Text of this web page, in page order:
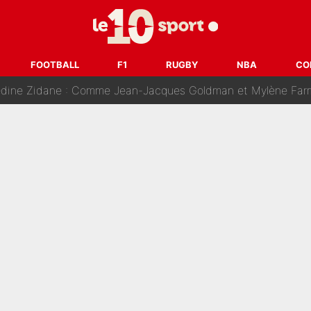
FOOTBALL F1 RUGBY NBA
: Son transfert au PSG est annoncé en Espagne !
battre, Safonov numéro un… Le PSG se lance encore dans un gros
Jean-Jacques Goldman et Mylène Farmer, le nouveau sélectionneur de